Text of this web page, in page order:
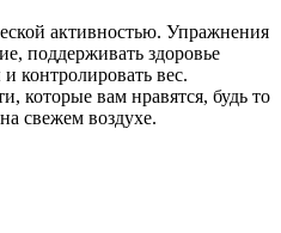
активностью. Упражнения
поддерживать здоровье
контролировать вес.
которые вам нравятся, будь то
свежем воздухе.